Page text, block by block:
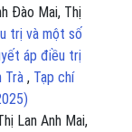
Đào Mai, Thị
trị và một số
áp điều trị
Trà , Tạp chí
Lan Anh Mai,